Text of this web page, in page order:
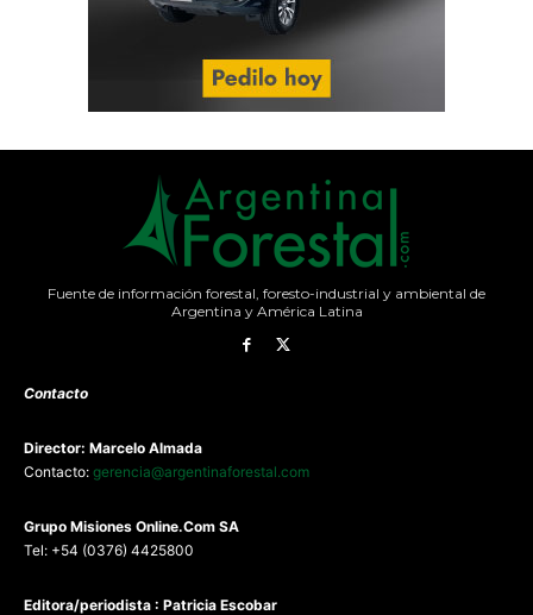
Fuente de información forestal, foresto-industrial y ambiental de
Argentina y América Latina
Contacto
Director: Marcelo Almada
Contacto: gerencia@argentinaforestal.com
Grupo Misiones Online.Com SA
Tel: +54 (0376) 4425800
Editora/periodista : Patricia Escobar